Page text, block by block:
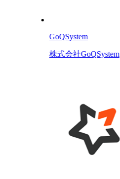
GoQSystem
株式会社GoQSystem